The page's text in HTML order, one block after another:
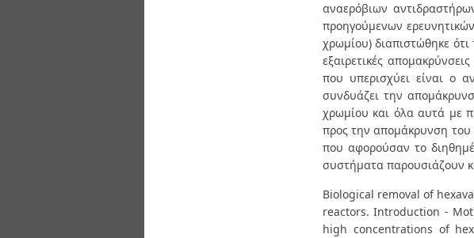
αναερόβιων
προηγούμενων
χρωμίου) διαπιστώθηκε
εξαιρετικές
που υπερισχύει είναι ο
συνδυάζει την
χρωμίου και όλα αυτά με
προς την απομάκρυνση του
που αφορούσαν το
συστήματα παρουσιάζουν
Biological removal of
reactors. Introduction -
high concentrations of